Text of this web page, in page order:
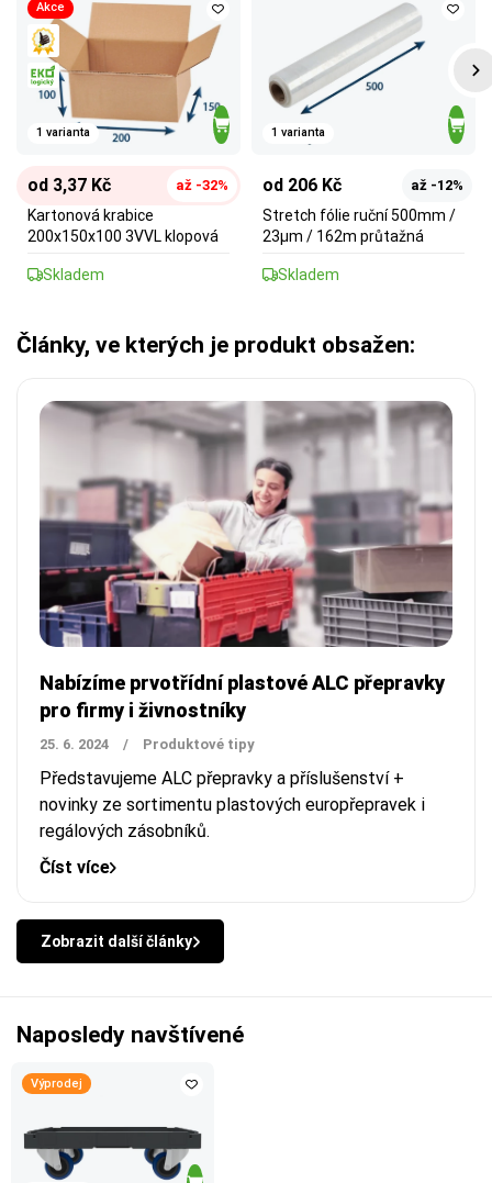
Akce
1 varianta
od 3,37 Kč až -32%
Kartonová krabice
200x150x100 3VVL klopová
Skladem
1 varianta
od 206 Kč až -12%
Stretch fólie ruční 500mm /
23µm / 162m průtažná
Skladem
Články, ve kterých je produkt obsažen:
Nabízíme prvotřídní plastové ALC přepravky
pro firmy i živnostníky
25. 6. 2024 / Produktové tipy
Představujeme ALC přepravky a příslušenství +
novinky ze sortimentu plastových europřepravek i
regálových zásobníků.
Číst více
Zobrazit další články
Naposledy navštívené
Výprodej